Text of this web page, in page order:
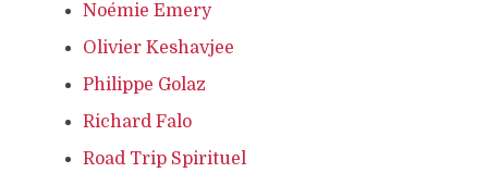
Noémie Emery
Olivier Keshavjee
Philippe Golaz
Richard Falo
Road Trip Spirituel